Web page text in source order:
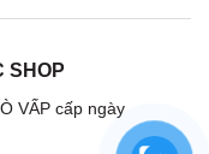
SHOP
VẤP cấp ngày